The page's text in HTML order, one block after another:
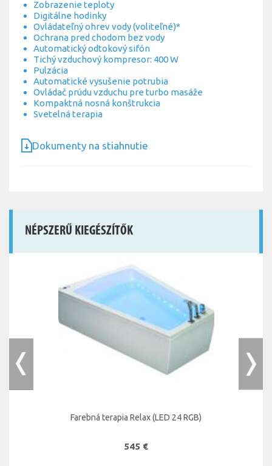
Zobrazenie teploty
Digitálne hodinky
Ovládateľný ohrev vody (voliteľné)*
Ochrana pred chodom bez vody
Automatický odtokový sifón
Tichý vzduchový kompresor: 400 W
Pulzácia
Automatické vysušenie potrubia
Ovládač prúdu vzduchu pre turbo masáže
Kompaktná nosná konštrukcia
Svetelná terapia
Dokumenty na stiahnutie
NÉPSZERŰ KIEGÉSZÍTŐK
Farebná terapia Relax (LED 24 RGB)
545 €